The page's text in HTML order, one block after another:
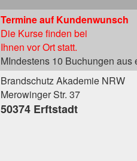
Termine auf Kundenwunsch
Die Kurse finden bei
Ihnen vor Ort statt.
MIndestens 10 Buchungen aus
Brandschutz Akademie NRW
Merowinger Str. 37
50374 Erftstadt